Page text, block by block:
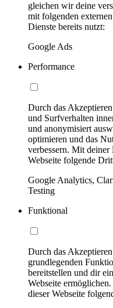
gleichen wir deine
mit folgenden
Dienste bereits nutzt:
Google Ads
Performance
Durch das
und Surfverhalten
und anonymisiert
optimieren und das
verbessern. Mit
Webseite folgende
Google Analytics,
Testing
Funktional
Durch das
grundlegenden
bereitstellen und dir
Webseite
dieser Webseite